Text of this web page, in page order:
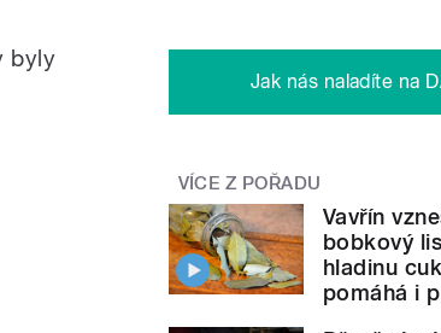
byly
Jak nás naladíte na
VÍCE Z POŘADU
Vavřín
bobkový
hladinu
pomáhá i